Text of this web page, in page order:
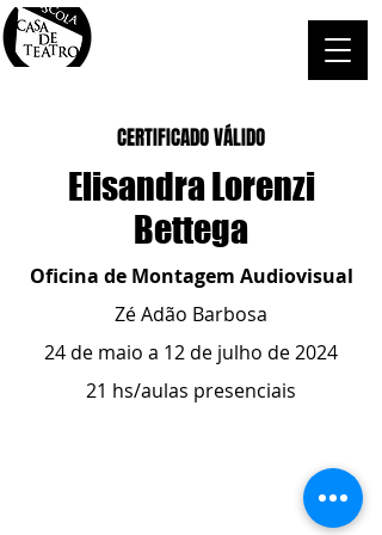
CERTIFICADO VÁLIDO
Elisandra Lorenzi
Bettega
Oficina de Montagem Audiovisual
Zé Adão Barbosa
24 de maio a 12 de julho de 2024
21 hs/aulas presenciais
- whatsapp
contato@casadeteatropoa.com.br